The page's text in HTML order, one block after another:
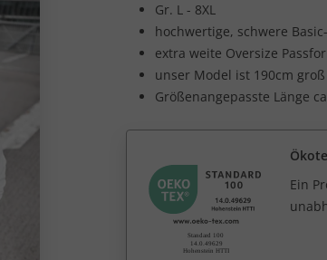
Gr. L - 8XL
hochwertige, schwere
extra weite Oversize
unser Model ist 190cm
Größenangepasste Länge
Ein